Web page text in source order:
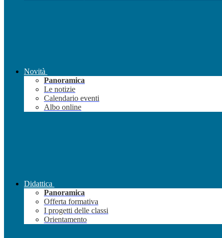
Novità
Panoramica
Le notizie
Calendario eventi
Albo online
Didattica
Panoramica
Offerta formativa
I progetti delle classi
Orientamento